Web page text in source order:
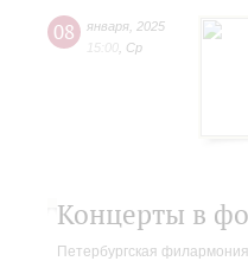
08 января 2025
15:00 Ср
Концерты в
Петербургская